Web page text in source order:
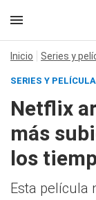
Inicio Series y
SERIES Y
Netflix
más
los
Esta película